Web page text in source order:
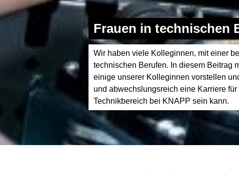
Frauen in technischen
Wir haben viele Kolleginnen, mit einer
technischen Berufen. In diesem Beitrag
einige unserer Kolleginnen vorstellen
und abwechslungsreich eine Karriere
Technikbereich bei KNAPP sein kann.